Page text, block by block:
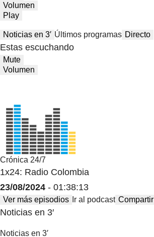
Volumen
Play
Noticias en 3′ Últimos programas Directo
Estas escuchando
Mute
Volumen
Crónica 24/7
1x24: Radio Colombia
23/08/2024 - 01:38:13
Ver más episodios Ir al podcast Compartir
Noticias en 3′
Noticias en 3′